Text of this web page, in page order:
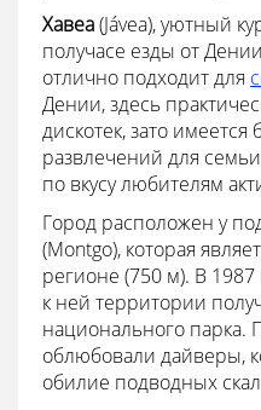
Хавea(Jávea), уютный
получасе езды от
отлично подходит для
Дении, здесь
дискотек, зато
развлечений для
по вкусу любителям
Город расположен у
(Montgo), которая
регионе (750 м). В
к ней территории
национального парка.
облюбовали дайверы,
обилие подводных